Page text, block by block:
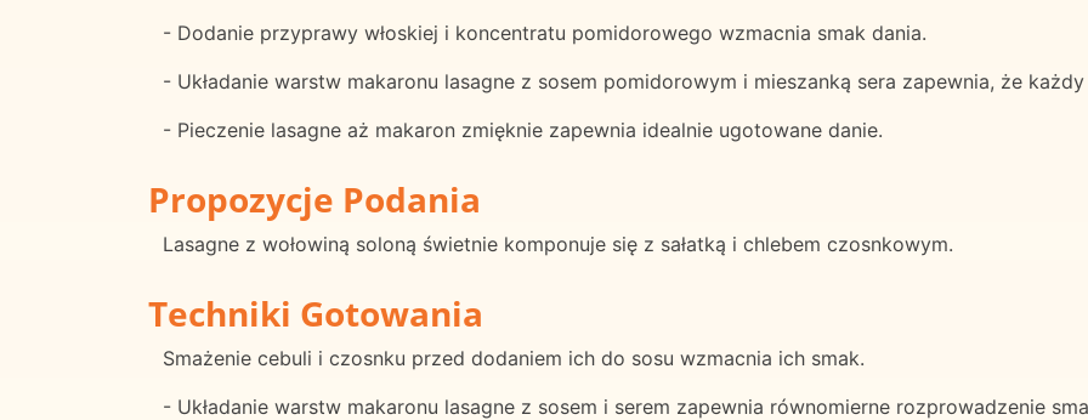
- Dodanie przyprawy włoskiej i koncentratu pomidorowego wzmacnia smak dania.
- Układanie warstw makaronu lasagne z sosem pomidorowym i mieszanką sera zapewnia, że każdy
- Pieczenie lasagne aż makaron zmięknie zapewnia idealnie ugotowane danie.
Propozycje Podania
Lasagne z wołowiną soloną świetnie komponuje się z sałatką i chlebem czosnkowym.
Techniki Gotowania
Smażenie cebuli i czosnku przed dodaniem ich do sosu wzmacnia ich smak.
- Układanie warstw makaronu lasagne z sosem i serem zapewnia równomierne rozprowadzenie